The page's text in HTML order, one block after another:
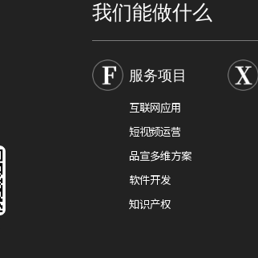
我们能做什么
服务项目
互联网应用
短视频运营
品宣多维方案
软件开发
知识产权